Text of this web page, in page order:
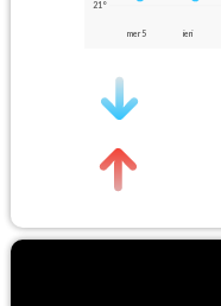
21°
mer 5 ieri